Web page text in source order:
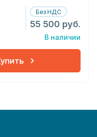
Без НДС
55 500 руб.
В наличии